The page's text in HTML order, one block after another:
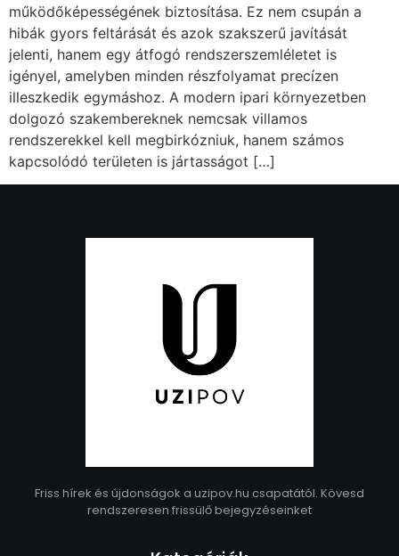
működőképességének biztosítása. Ez nem csupán a
hibák gyors feltárását és azok szakszerű javítását
jelenti, hanem egy átfogó rendszerszemléletet is
igényel, amelyben minden részfolyamat precízen
illeszkedik egymáshoz. A modern ipari környezetben
dolgozó szakembereknek nemcsak villamos
rendszerekkel kell megbirkózniuk, hanem számos
kapcsolódó területen is jártasságot […]
Friss hírek és újdonságok a uzipov.hu csapatától. Kövesd
rendszeresen frissülő bejegyzéseinket